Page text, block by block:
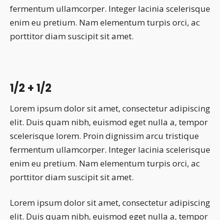
fermentum ullamcorper. Integer lacinia scelerisque
enim eu pretium. Nam elementum turpis orci, ac
porttitor diam suscipit sit amet.
1/2 + 1/2
Lorem ipsum dolor sit amet, consectetur adipiscing
elit. Duis quam nibh, euismod eget nulla a, tempor
scelerisque lorem. Proin dignissim arcu tristique
fermentum ullamcorper. Integer lacinia scelerisque
enim eu pretium. Nam elementum turpis orci, ac
porttitor diam suscipit sit amet.
Lorem ipsum dolor sit amet, consectetur adipiscing
elit. Duis quam nibh, euismod eget nulla a, tempor